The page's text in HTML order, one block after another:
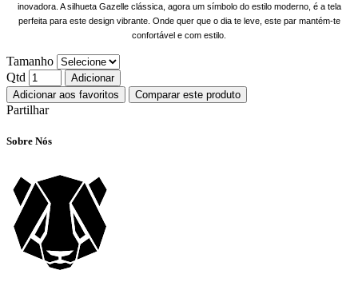
inovadora. A silhueta Gazelle clássica, agora um símbolo do estilo moderno, é a tela
perfeita para este design vibrante. Onde quer que o dia te leve, este par mantém-te
confortável e com estilo.
Tamanho
Qtd
Adicionar
Adicionar aos favoritos
Comparar este produto
Partilhar
Sobre Nós